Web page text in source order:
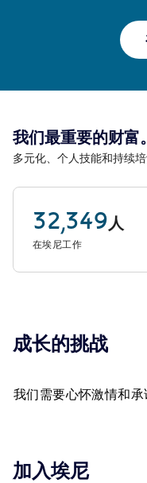
我们最重要的财富。
多元化、个人技能和持续
32,349人
在埃尼工作
成长的挑战
我们需要心怀激情和
加入埃尼